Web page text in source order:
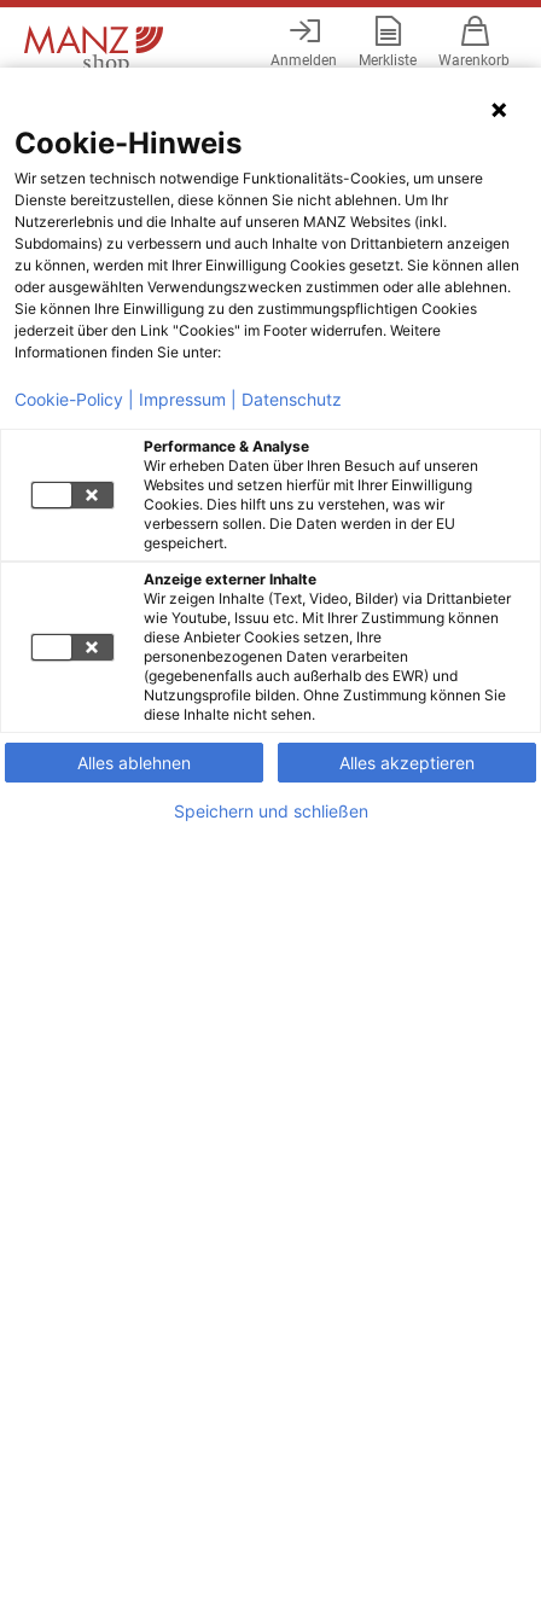
Anmelden Merkliste Warenkorb
Cookie-Hinweis
Wir setzen technisch notwendige Funktionalitäts-Cookies, um unsere
Dienste bereitzustellen, diese können Sie nicht ablehnen. Um Ihr
Nutzererlebnis und die Inhalte auf unseren MANZ Websites (inkl.
Subdomains) zu verbessern und auch Inhalte von Drittanbietern anzeigen
zu können, werden mit Ihrer Einwilligung Cookies gesetzt. Sie können allen
oder ausgewählten Verwendungszwecken zustimmen oder alle ablehnen.
Sie können Ihre Einwilligung zu den zustimmungspflichtigen Cookies
jederzeit über den Link "Cookies" im Footer widerrufen. Weitere
Informationen finden Sie unter:
Cookie-Policy | Impressum | Datenschutz
Performance & Analyse
Wir erheben Daten über Ihren Besuch auf unseren
Websites und setzen hierfür mit Ihrer Einwilligung
Cookies. Dies hilft uns zu verstehen, was wir
verbessern sollen. Die Daten werden in der EU
gespeichert.
Anzeige externer Inhalte
Wir zeigen Inhalte (Text, Video, Bilder) via Drittanbieter
wie Youtube, Issuu etc. Mit Ihrer Zustimmung können
diese Anbieter Cookies setzen, Ihre
personenbezogenen Daten verarbeiten
(gegebenenfalls auch außerhalb des EWR) und
Nutzungsprofile bilden. Ohne Zustimmung können Sie
diese Inhalte nicht sehen.
Alles ablehnen Alles akzeptieren
Speichern und schließen